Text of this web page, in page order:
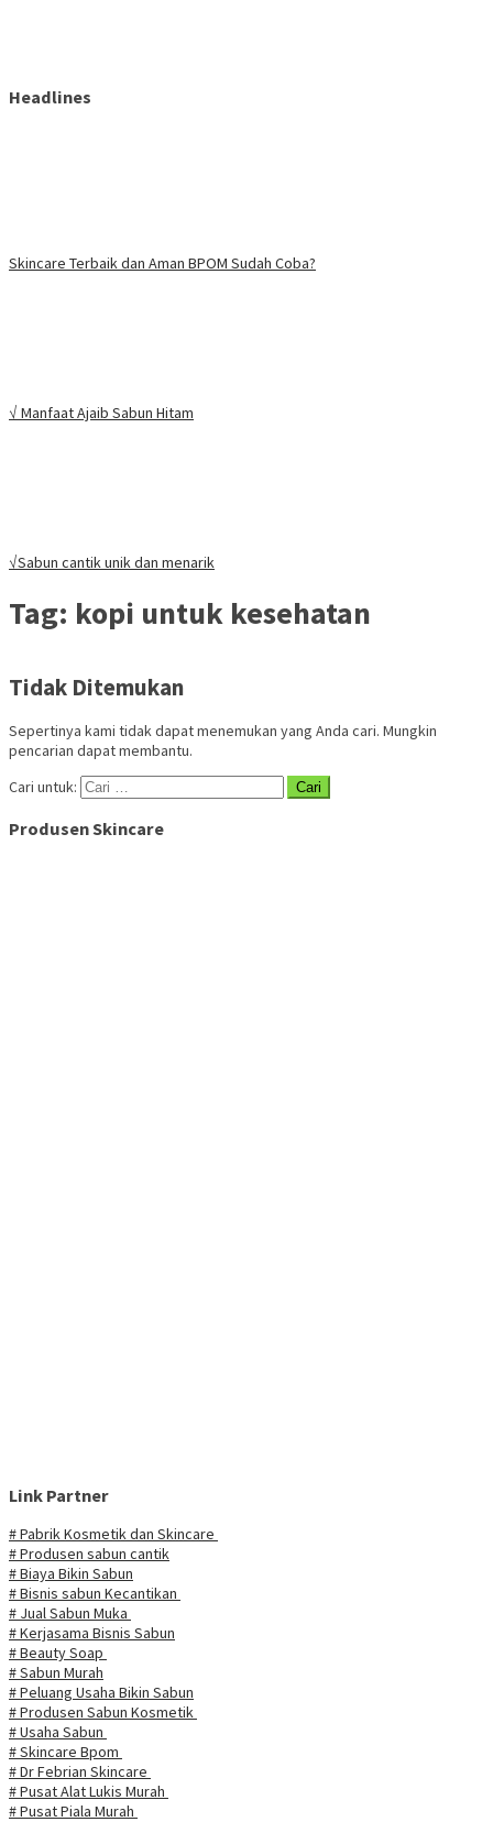
Headlines
Skincare Terbaik dan Aman BPOM Sudah Coba?
√ Manfaat Ajaib Sabun Hitam
√Sabun cantik unik dan menarik
Tag: kopi untuk kesehatan
Tidak Ditemukan
Sepertinya kami tidak dapat menemukan yang Anda cari. Mungkin
pencarian dapat membantu.
Cari untuk:
Produsen Skincare
Link Partner
# Pabrik Kosmetik dan Skincare
# Produsen sabun cantik
# Biaya Bikin Sabun
# Bisnis sabun Kecantikan
# Jual Sabun Muka
# Kerjasama Bisnis Sabun
# Beauty Soap
# Sabun Murah
# Peluang Usaha Bikin Sabun
# Produsen Sabun Kosmetik
# Usaha Sabun
# Skincare Bpom
# Dr Febrian Skincare
# Pusat Alat Lukis Murah
# Pusat Piala Murah